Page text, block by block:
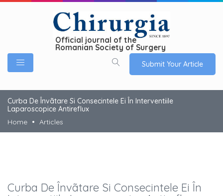
Official journal of the
Romanian Society of Surgery
Submit Your Article
Curba De Învãtare Si Consecintele Ei În Interventiile
Laparoscopice Antireflux
Home
Articles
Curba De Învãtare Si Consecintele Ei În